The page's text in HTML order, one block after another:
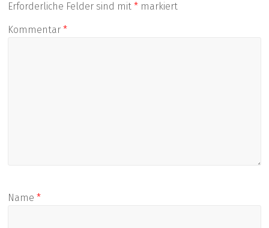
Erforderliche Felder sind mit* markiert
Kommentar*
Name*